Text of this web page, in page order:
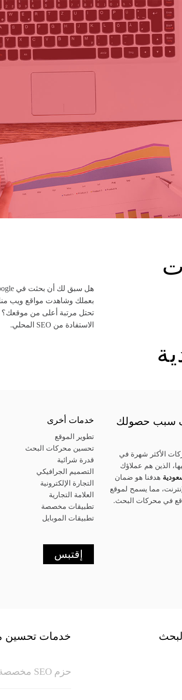
بعملك وشاهدت مواقع ويب
تحتل مرتبة أعلى من موقعك؟
الاستفادة من SEO المحلي.
سبب حصولك
الأكثر شهرة في
الذين هم عملاؤك
هدفنا هو ضمان
مما يسمح لموقع
في محركات البحث.
خدمات أخرى
تطوير الموقع
تحسين محركات البحث
قدرة شرائية
التصميم الجرافيكي
التجارة الإلكترونية
العلامة التجارية
تطبيقات مخصصة
تطبيقات الموبايل
إقتبس
خدمات تحسين
حزم SEO مخصصة